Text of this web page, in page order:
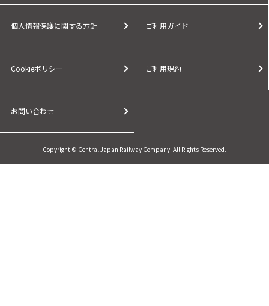
個人情報保護に関する方針 ご利用ガイド
Cookieポリシー ご利用規約
お問い合わせ
Copyright © Central Japan Railway Company. All Rights Reserved.